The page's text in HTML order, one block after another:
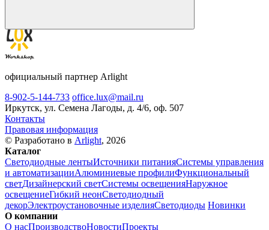
официальный партнер Arlight
8-902-5-144-733 office.lux@mail.ru
Иркутск, ул. Семена Лагоды, д. 4/6, оф. 507
Контакты
Правовая информация
© Разработано в Arlight, 2026
Каталог
Светодиодные лентыИсточники питанияСистемы управления
и автоматизацииАлюминиевые профилиФункциональный
светДизайнерский светСистемы освещенияНаружное
освещениеГибкий неонСветодиодный
декорЭлектроустановочные изделияСветодиоды Новинки
О компании
О насПроизводствоНовостиПроекты